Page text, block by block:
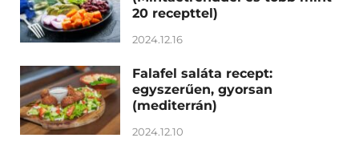
20 recepttel)
2024.12.16
Falafel saláta recept:
egyszerűen, gyorsan
(mediterrán)
2024.12.10